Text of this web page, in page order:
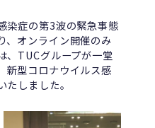
染症の第3波の緊急事態
、オンライン開催のみ
、TUCグループが一堂
新型コロナウイルス感
しました。